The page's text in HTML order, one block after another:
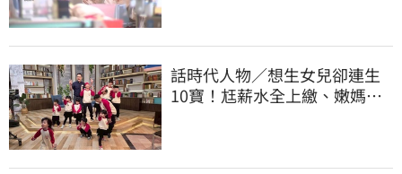
話時代人物／想生女兒卻連生
10寶！尪薪水全上繳、嫩媽吐